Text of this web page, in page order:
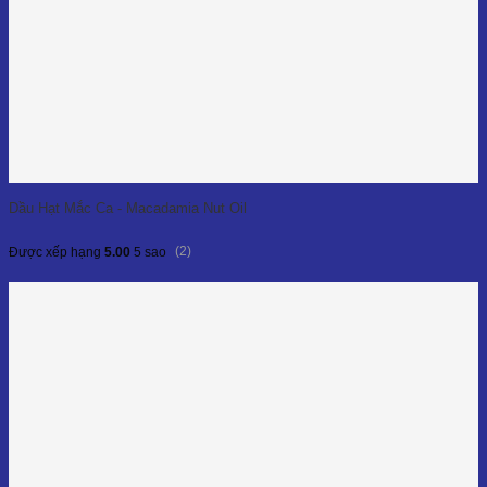
Dầu Hạt Mắc Ca - Macadamia Nut Oil
Được xếp hạng 5.00 5 sao (2)